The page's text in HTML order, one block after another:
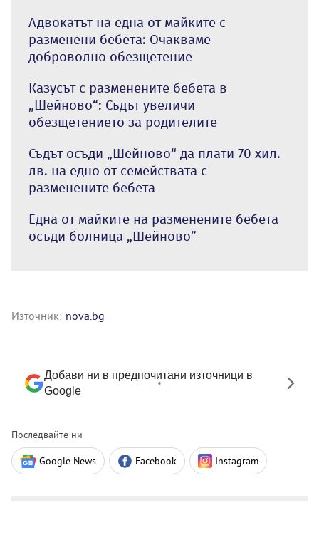
Адвокатът на една от майките с
разменени бебета: Очакваме
доброволно обезщетение
Казусът с разменените бебета в
„Шейново“: Съдът увеличи
обезщетението за родителите
Съдът осъди „Шейново“ да плати 70 хил.
лв. на едно от семействата с
разменените бебета
Една от майките на разменените бебета
осъди болница „Шейново”
Източник: nova.bg
Добави ни в предпочитани източници в
Google
Последвайте ни
Google News Facebook Instagram